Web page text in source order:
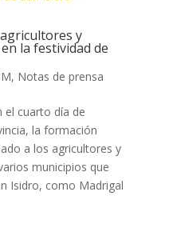
y
la festividad de
, Notas de prensa
el cuarto día de
la formación
a los agricultores y
municipios que
Isidro, como Madrigal